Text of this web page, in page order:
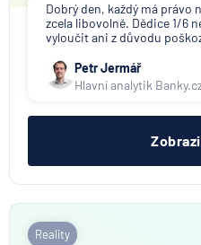
Dobrý den, každý má právo
zcela libovolně. Dědice 1/6
vyloučit ani z důvodu
Petr Jermář
Hlavní analytik
Reality